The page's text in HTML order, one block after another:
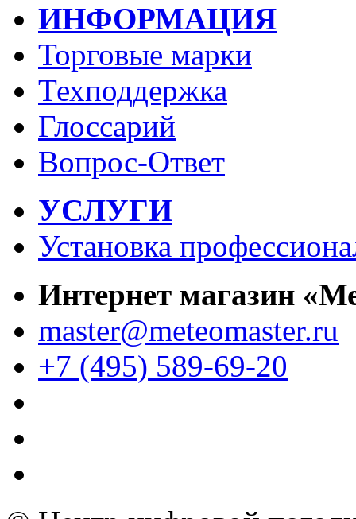
ИНФОРМАЦИЯ
Торговые марки
Техподдержка
Глоссарий
Вопрос-Ответ
УСЛУГИ
Установка
Интернет магазин
master@meteomaster.ru
+7 (495) 589-69-20